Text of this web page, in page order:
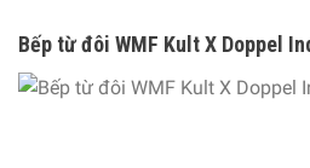
Bếp từ đôi WMF Kult X Doppel